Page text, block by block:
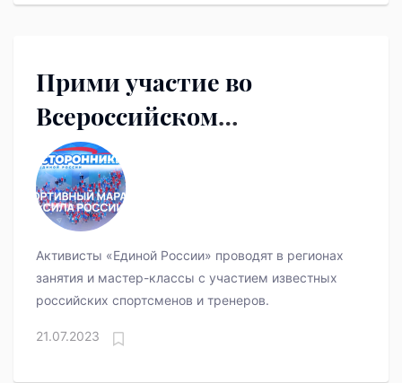
Прими участие во
Всероссийском
спортивном МАРАФОНЕ
«Сила России»
Активисты «Единой России» проводят в регионах
занятия и мастер-классы с участием известных
российских спортсменов и тренеров.
21.07.2023